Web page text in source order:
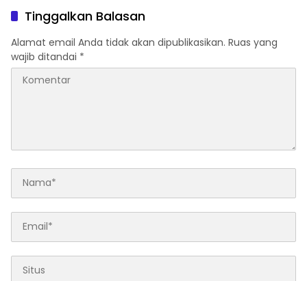
Tinggalkan Balasan
Alamat email Anda tidak akan dipublikasikan. Ruas yang
wajib ditandai *